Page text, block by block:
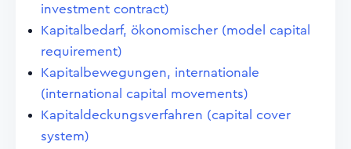
investment contract)
Kapitalbedarf, ökonomischer (model capital
requirement)
Kapitalbewegungen, internationale
(international capital movements)
Kapitaldeckungsverfahren (capital cover
system)